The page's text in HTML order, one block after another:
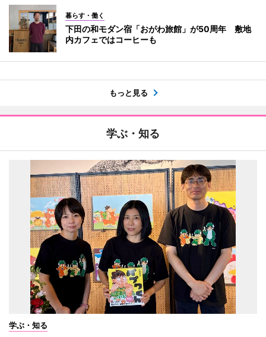
暮らす・働く
下田の和モダン宿「おがわ旅館」が50周年 敷地
内カフェではコーヒーも
もっと見る
学ぶ・知る
学ぶ・知る